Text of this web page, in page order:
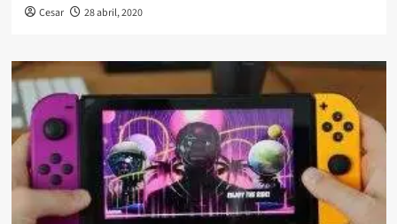
Cesar 28 abril, 2020